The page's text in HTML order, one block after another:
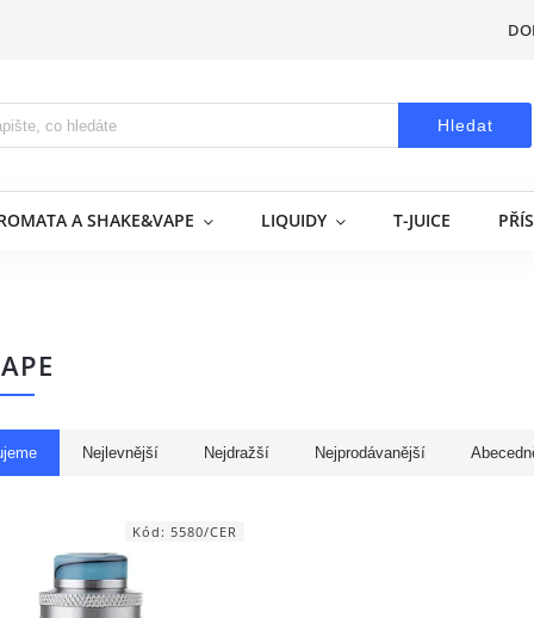
Hledat
A SHAKE&VAPE LIQUIDY T-JUICE
Nejlevnější Nejdražší Nejprodávanější
Kód: 5580/CER